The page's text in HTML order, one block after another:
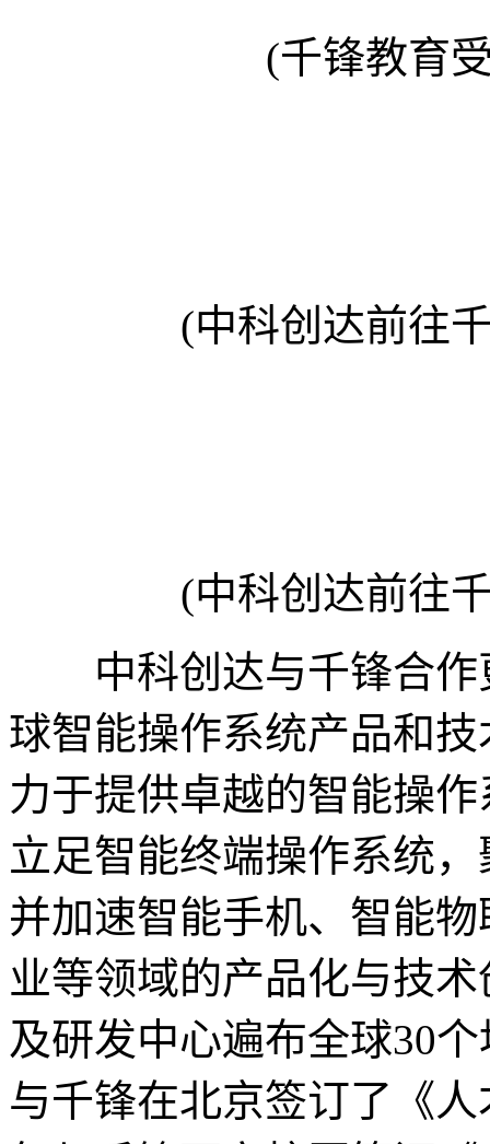
(千锋教育
(中科创达前往
(中科创达前往
中科创达与千锋合作
球智能操作系统产品和
力于提供卓越的智能操
立足智能终端操作系统
并加速智能手机、智能
业等领域的产品化与技
及研发中心遍布全球30
与千锋在北京签订了《